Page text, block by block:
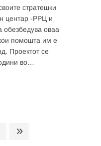
стратешки
центар -РРЦ и
обезбедува оваа
помошта им е
Проектот се
во…
Next